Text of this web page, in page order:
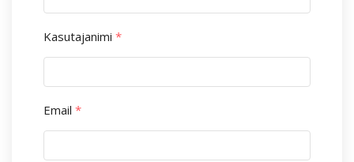
Kasutajanimi *
Email *